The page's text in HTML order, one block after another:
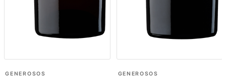
GENEROSOS GENEROSOS